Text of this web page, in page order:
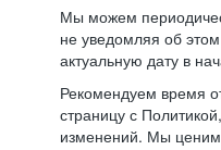
Мы можем
не уведомляя об
актуальную дату в
Рекомендуем время
страницу с
изменений. Мы